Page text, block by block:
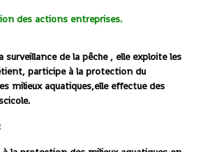
des actions entreprises.
surveillance de la pêche , elle exploite les
participe à la protection du
milieux aquatiques,elle effectue des